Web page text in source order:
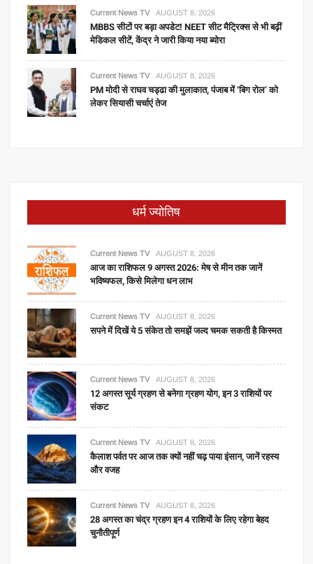
Current News TV AUGUST 8, 2026
MBBS सीटों पर बड़ा अपडेट! NEET सीट मैट्रिक्स से भी बढ़ीं
मेडिकल सीटें, केंद्र ने जारी किया नया ब्योरा
Current News TV AUGUST 8, 2026
PM मोदी से राघव चड्ढा की मुलाकात, पंजाब में ‘बिग रोल’ को
लेकर सियासी चर्चाएं तेज
धर्म ज्योतिष
Current News TV AUGUST 8, 2026
आज का राशिफल 9 अगस्त 2026: मेष से मीन तक जानें
भविष्यफल, किसे मिलेगा धन लाभ
Current News TV AUGUST 8, 2026
सपने में दिखें ये 5 संकेत तो समझें जल्द चमक सकती है किस्मत
Current News TV AUGUST 8, 2026
12 अगस्त सूर्य ग्रहण से बनेगा ग्रहण योग, इन 3 राशियों पर
संकट
Current News TV AUGUST 8, 2026
कैलाश पर्वत पर आज तक क्यों नहीं चढ़ पाया इंसान, जानें रहस्य
और वजह
Current News TV AUGUST 8, 2026
28 अगस्त का चंद्र ग्रहण इन 4 राशियों के लिए रहेगा बेहद
चुनौतीपूर्ण